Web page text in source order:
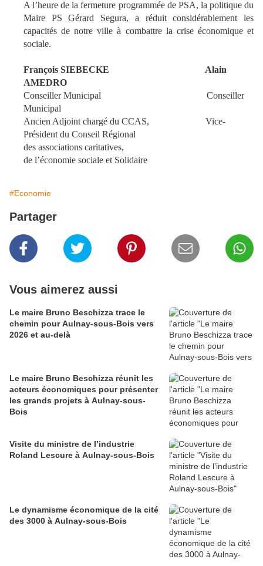
A l’heure de la fermeture programmée de PSA, la politique du
Maire PS Gérard Segura, a réduit considérablement les
capacités de notre ville à combattre la crise économique et
sociale.
François SIEBECKE Alain
AMEDRO
Conseiller Municipal Conseiller
Municipal
Ancien Adjoint chargé du CCAS, Vice-
Président du Conseil Régional
des associations caritatives,
de l’économie sociale et Solidaire
#Economie
Partager
Vous aimerez aussi
Le maire Bruno Beschizza trace le
chemin pour Aulnay-sous-Bois vers
2026 et au-delà
Le maire Bruno Beschizza réunit les
acteurs économiques pour présenter
les grands projets à Aulnay-sous-
Bois
Visite du ministre de l’industrie
Roland Lescure à Aulnay-sous-Bois
Le dynamisme économique de la cité
des 3000 à Aulnay-sous-Bois